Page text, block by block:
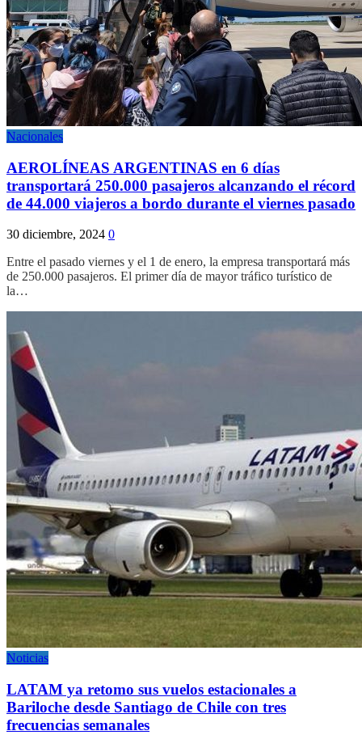
Nacionales
AEROLÍNEAS ARGENTINAS en 6 días
transportará 250.000 pasajeros alcanzando el récord
de 44.000 viajeros a bordo durante el viernes pasado
30 diciembre, 2024 0
Entre el pasado viernes y el 1 de enero, la empresa transportará más
de 250.000 pasajeros. El primer día de mayor tráfico turístico de
la…
Noticias
LATAM ya retomo sus vuelos estacionales a
Bariloche desde Santiago de Chile con tres
frecuencias semanales